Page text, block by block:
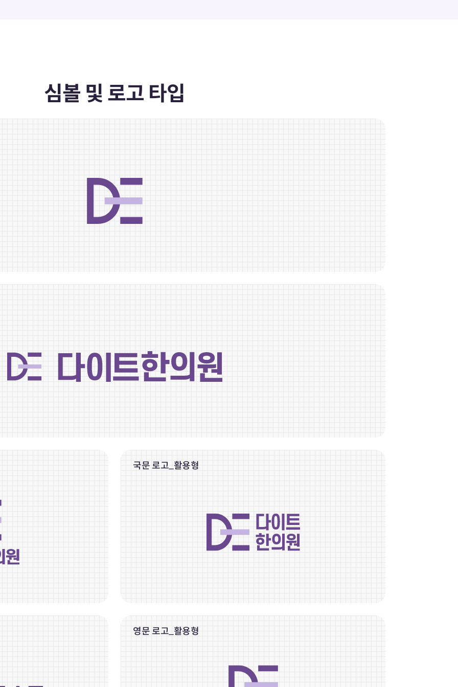
심볼 및 로고 타입
국문 로고_활용형
영문 로고_활용형